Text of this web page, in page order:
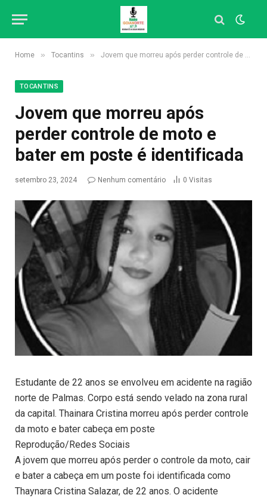
Home » Tocantins » Jovem que morreu após perder controle de moto e bater em poste é identificada
TOCANTINS
Jovem que morreu após
perder controle de moto e
bater em poste é identificada
setembro 23, 2024 Nenhum comentário 0 Visitas
Estudante de 22 anos se envolveu em acidente na ragião
norte de Palmas. Corpo está sendo velado na zona rural
da capital. Thainara Cristina morreu após perder controle
da moto e bater cabeça em poste
Reprodução/Redes Sociais
A jovem que morreu após perder o controle da moto, cair
e bater a cabeça em um poste foi identificada como
Thaynara Cristina Salazar, de 22 anos. O acidente